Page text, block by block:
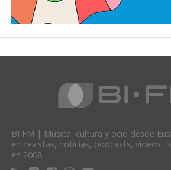
BI FM | Música, cultura y ocio desde
entrevistas, noticias, podcasts, vídeos,
en 2008